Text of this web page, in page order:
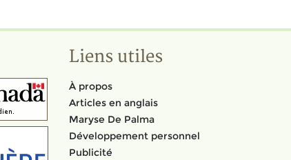
Liens utiles
À propos
Articles en anglais
Maryse De Palma
Développement personnel
Publicité